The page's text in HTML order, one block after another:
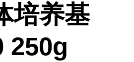
培养基
250g